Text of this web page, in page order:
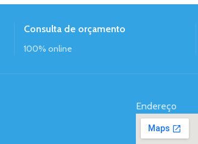
Consulta de orçamento
100% online
Endereço